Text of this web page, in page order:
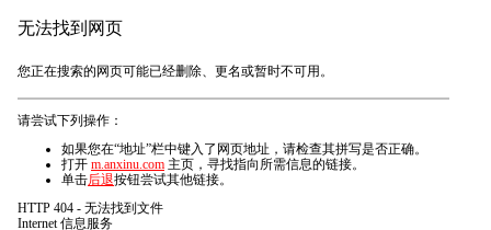
无法找到网页
您正在搜索的网页可能已经删除、更名或暂时不可用。
请尝试下列操作：
如果您在“地址”栏中键入了网页地址，请检查其拼写是否正确。
打开 m.anxinu.com 主页，寻找指向所需信息的链接。
单击后退按钮尝试其他链接。
HTTP 404 - 无法找到文件
Internet 信息服务